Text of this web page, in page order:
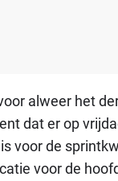
alweer het
dat er op
voor de
voor de